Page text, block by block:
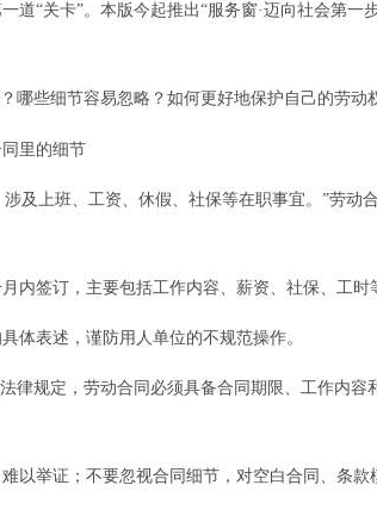
“关卡”。本版今起推出“服务窗·迈向社会第一
哪些细节容易忽略？如何更好地保护自己的劳动
里的细节
及上班、工资、休假、社保等在职事宜。”劳动
签订，主要包括工作内容、薪资、社保、工时
体表述，谨防用人单位的不规范操作。
律规定，劳动合同必须具备合同期限、工作内容
以举证；不要忽视合同细节，对空白合同、条